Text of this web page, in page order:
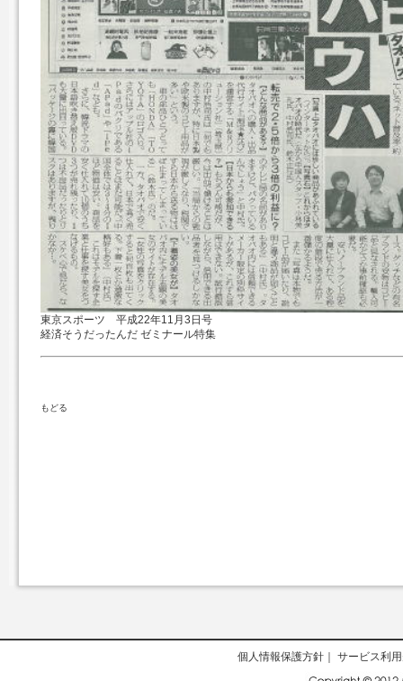
東京スポーツ 平成22年11月3日号
経済そうだったんだ ゼミナール特集
もどる
個人情報保護方針｜ サービス利